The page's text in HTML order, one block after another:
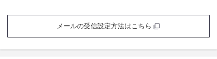
メールの受信設定方法はこちら